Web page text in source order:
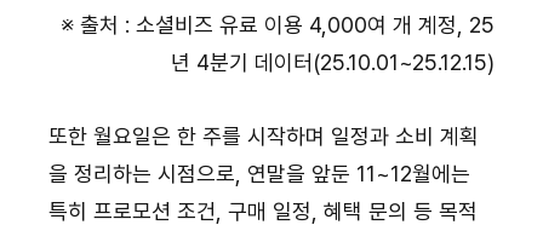
※ 출처 : 소셜비즈 유료 이용 4,000여 개 계정, 25
년 4분기 데이터(25.10.01~25.12.15)
또한 월요일은 한 주를 시작하며 일정과 소비 계획
을 정리하는 시점으로, 연말을 앞둔 11~12월에는
특히 프로모션 조건, 구매 일정, 혜택 문의 등 목적